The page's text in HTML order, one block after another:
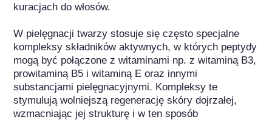
kuracjach do włosów.
W pielęgnacji twarzy stosuje się często specjalne
kompleksy składników aktywnych, w których peptydy
mogą być połączone z witaminami np. z witaminą B3,
prowitaminą B5 i witaminą E oraz innymi
substancjami pielęgnacyjnymi. Kompleksy te
stymulują wolniejszą regenerację skóry dojrzałej,
wzmacniając jej strukturę i w ten sposób